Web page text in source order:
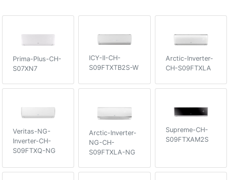
Prima-Plus-CH-
S07XN7
ICY-II-CH-
S09FTXTB2S-W
Arctic-Inverter-
CH-S09FTXLA
Veritas-NG-
Inverter-CH-
S09FTXQ-NG
Arctic-Inverter-
NG-CH-
S09FTXLA-NG
Supreme-CH-
S09FTXAM2S